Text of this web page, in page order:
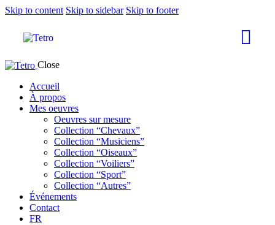
Skip to content Skip to sidebar Skip to footer
Close
Accueil
À propos
Mes oeuvres
Oeuvres sur mesure
Collection “Chevaux”
Collection “Musiciens”
Collection “Oiseaux”
Collection “Voiliers”
Collection “Sport”
Collection “Autres”
Événements
Contact
FR